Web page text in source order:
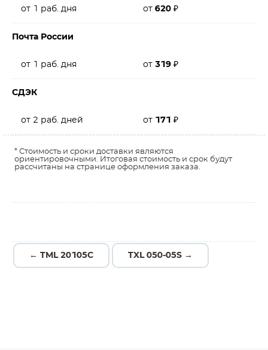
от 1 раб. дня от 620 ₽
Почта России
от 1 раб. дня от 319 ₽
СДЭК
от 2 раб. дней от 171 ₽
* Стоимость и сроки доставки являются
ориентировочными. Итоговая стоимость и срок будут
рассчитаны на странице оформления заказа.
← TML 20105C TXL 050-05S →